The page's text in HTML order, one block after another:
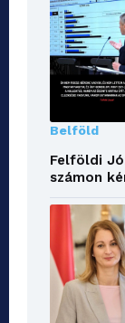
Belföld
Felföldi
számon